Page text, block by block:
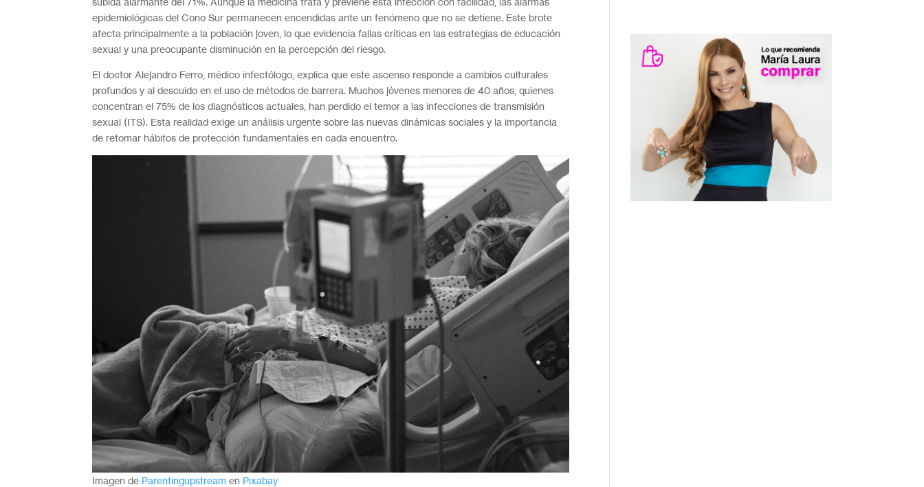
epidemiológicas del Cono Sur permanecen encendidas ante un fenómeno que no se detiene. Este brote
afecta principalmente a la población joven, lo que evidencia fallas críticas en las estrategias de educación
sexual y una preocupante disminución en la percepción del riesgo.
El doctor Alejandro Ferro, médico infectólogo, explica que este ascenso responde a cambios culturales
profundos y al descuido en el uso de métodos de barrera. Muchos jóvenes menores de 40 años, quienes
concentran el 75% de los diagnósticos actuales, han perdido el temor a las infecciones de transmisión
sexual (ITS). Esta realidad exige un análisis urgente sobre las nuevas dinámicas sociales y la importancia
de retomar hábitos de protección fundamentales en cada encuentro.
Imagen de Parentingupstream en Pixabay